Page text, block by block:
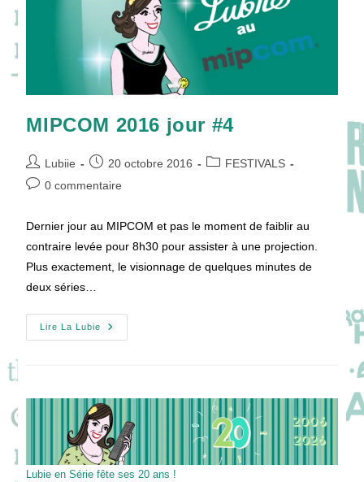
MIPCOM 2016 jour #4
Auteur/autrice
de
Lubiie
Publication
publiée :
20 octobre 2016
PostFESTIVALS
Commentaires
publication :
0 commentaire
Dernier jour au MIPCOM et pas le moment de faiblir au
contraire levée pour 8h30 pour assister à une projection.
Plus exactement, le visionnage de quelques minutes de
deux séries…
Lire La Lubie
MIPCOM
2016
Lubie en Série fête ses 20 ans !